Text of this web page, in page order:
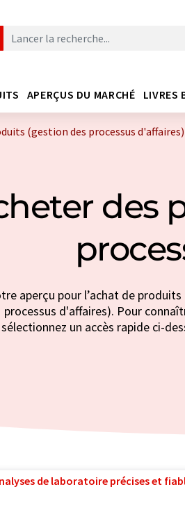
APERÇUS DU MARCHÉ LIVRES
(gestion des processus d'affaires)
des
aperçu pour l’achat de
processus d'affaires). Pour
sélectionnez un accès rapide ci-
de laboratoire précises et